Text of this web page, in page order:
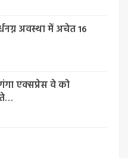
अवस्था में अचेत 16
एक्सप्रेस वे को